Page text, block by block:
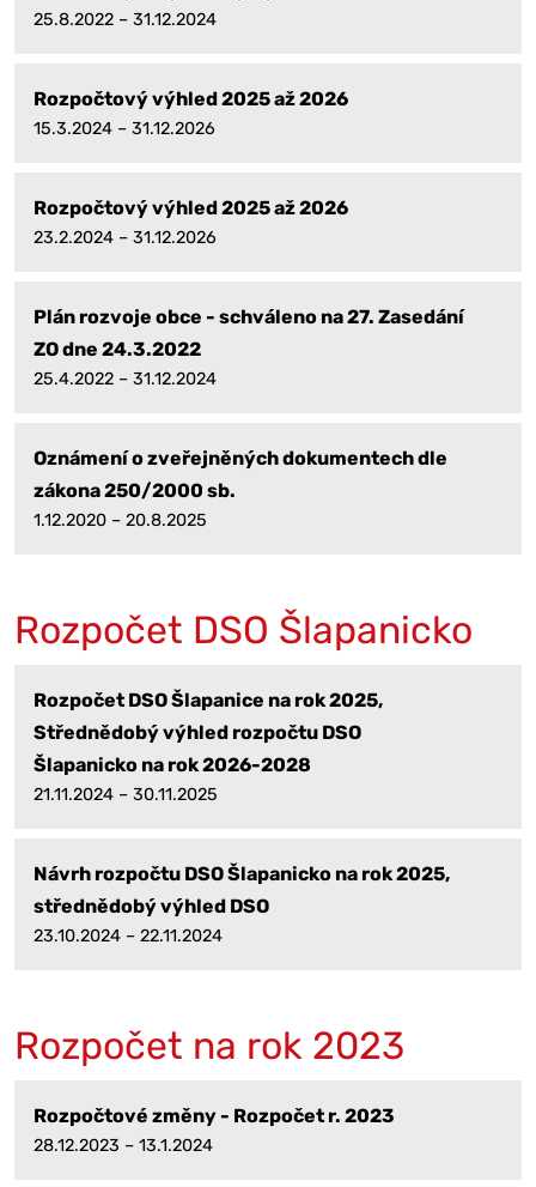
25.8.2022 – 31.12.2024
Rozpočtový výhled 2025 až 2026
15.3.2024 – 31.12.2026
Rozpočtový výhled 2025 až 2026
23.2.2024 – 31.12.2026
Plán rozvoje obce - schváleno na 27. Zasedání
ZO dne 24.3.2022
25.4.2022 – 31.12.2024
Oznámení o zveřejněných dokumentech dle
zákona 250/2000 sb.
1.12.2020 – 20.8.2025
Rozpočet DSO Šlapanicko
Rozpočet DSO Šlapanice na rok 2025,
Střednědobý výhled rozpočtu DSO
Šlapanicko na rok 2026-2028
21.11.2024 – 30.11.2025
Návrh rozpočtu DSO Šlapanicko na rok 2025,
střednědobý výhled DSO
23.10.2024 – 22.11.2024
Rozpočet na rok 2023
Rozpočtové změny - Rozpočet r. 2023
28.12.2023 – 13.1.2024